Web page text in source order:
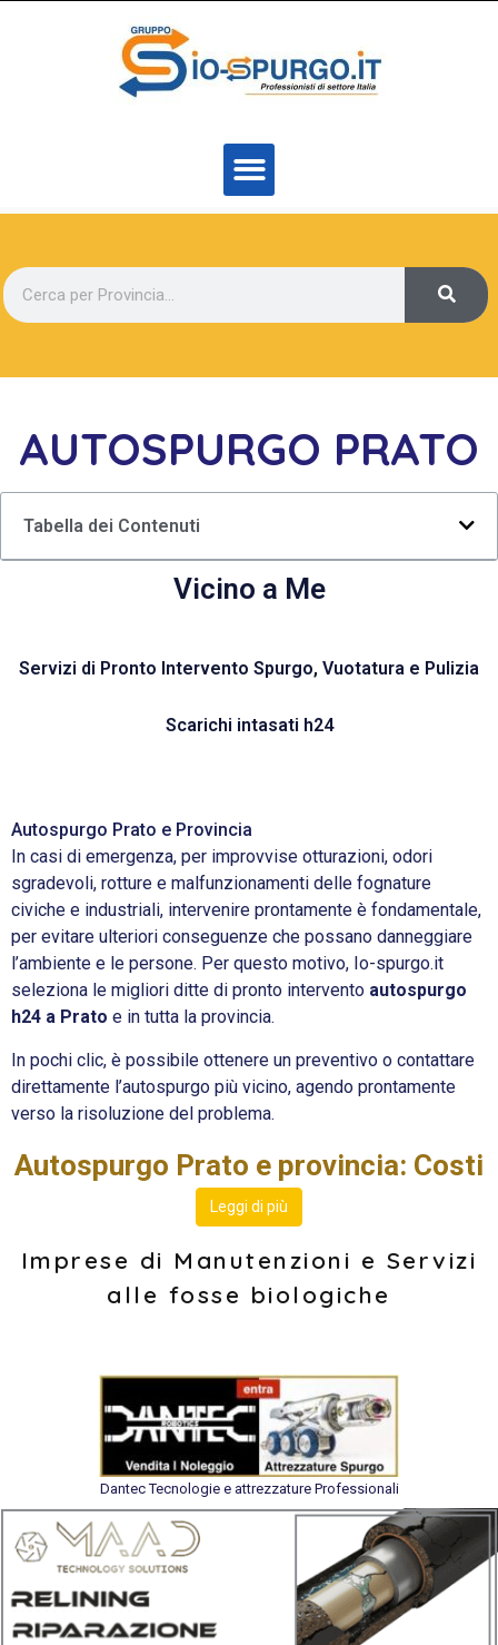
AUTOSPURGO PRATO
Tabella dei Contenuti
Vicino a Me
Servizi di Pronto Intervento Spurgo, Vuotatura e Pulizia
Scarichi intasati h24
Autospurgo Prato e Provincia
In casi di emergenza, per improvvise otturazioni, odori
sgradevoli, rotture e malfunzionamenti delle fognature
civiche e industriali, intervenire prontamente è fondamentale,
per evitare ulteriori conseguenze che possano danneggiare
l’ambiente e le persone. Per questo motivo, Io-spurgo.it
seleziona le migliori ditte di pronto intervento autospurgo
h24 a Prato e in tutta la provincia.
In pochi clic, è possibile ottenere un preventivo o contattare
direttamente l’autospurgo più vicino, agendo prontamente
verso la risoluzione del problema.
Autospurgo Prato e provincia: Costi
Leggi di più
Imprese di Manutenzioni e Servizi
alle fosse biologiche
Dantec Tecnologie e attrezzature Professionali